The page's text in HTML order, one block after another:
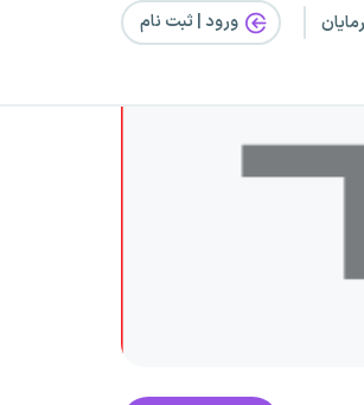
ورود | ثبت‌ نام